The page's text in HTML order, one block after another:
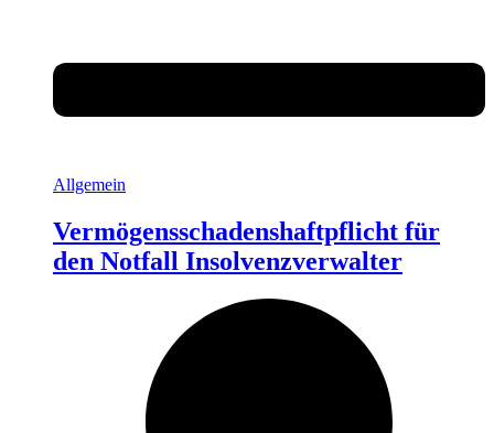
Allgemein
Vermögensschadenshaftpflicht für
den Notfall Insolvenzverwalter